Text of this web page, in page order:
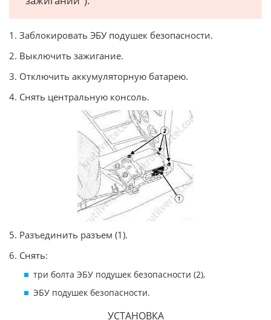
1. Заблокировать ЭБУ подушек безопасности.
2. Выключить зажигание.
3. Отключить аккумуляторную батарею.
4. Снять центральную консоль.
5. Разъединить разъем (1).
6. Снять:
три болта ЭБУ подушек безопасности (2),
ЭБУ подушек безопасности.
УСТАНОВКА